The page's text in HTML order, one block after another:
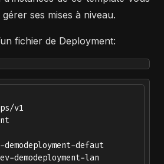
ses mises à niveau.
fichier de Deployment:
v1
demodeployment-defaut
demodeployment-lan